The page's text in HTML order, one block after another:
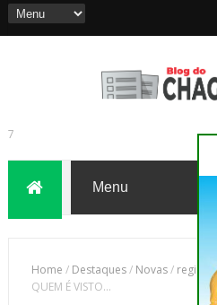
7
Home / Destaques/ Novas/ região /
QUEM É VISTO...